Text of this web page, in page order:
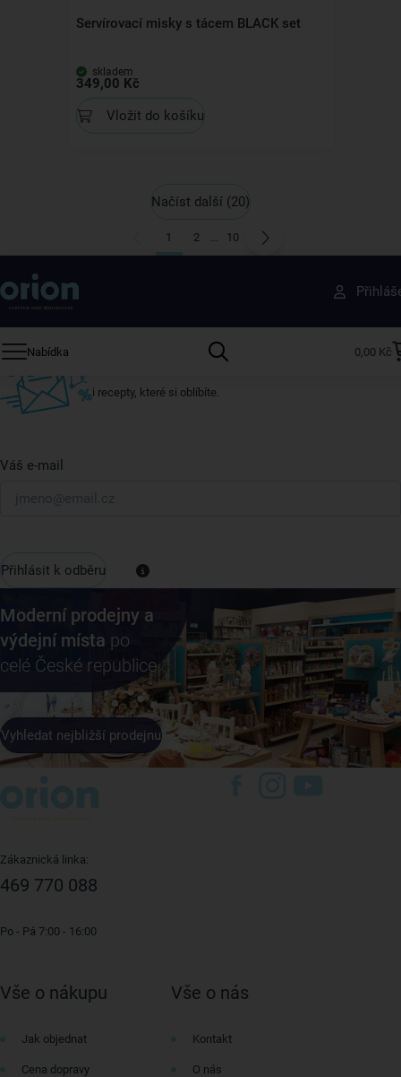
Servírovací misky s tácem BLACK set
skladem
349,00 Kč
Vložit do košíku
Načíst další (20)
1 2 ... 10
Nabídka 0,00 Kč
Získejte rady, recepty a tipy na slevy dřív než
ostatní
Přihlaste se k odběru našeho newsletteru.
i recepty, které si oblíbíte.
Váš e-mail
Přihlásit k odběru
Moderní prodejny a
výdejní místa po
celé České republice
Vyhledat nejbližší prodejnu
Zákaznická linka:
469 770 088
Po - Pá 7:00 - 16:00
Vše o nákupu
Jak objednat
Cena dopravy
Vše o nás
Kontakt
O nás